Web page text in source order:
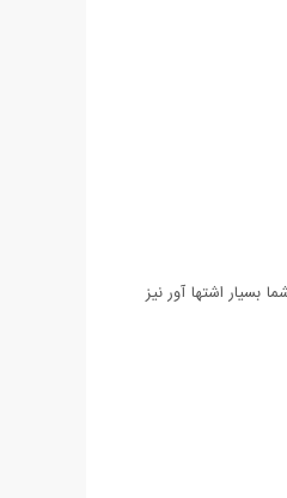
زیبایی ضیافت های شما بسیار اشتها آور نیز